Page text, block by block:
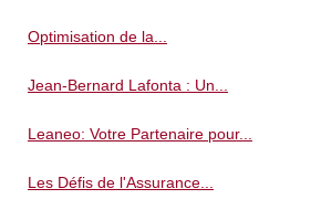
Optimisation de la...
Jean-Bernard Lafonta : Un...
Leaneo: Votre Partenaire pour...
Les Défis de l'Assurance...